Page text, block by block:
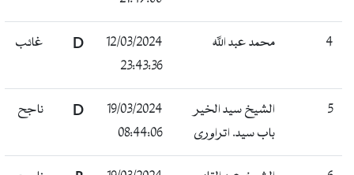
4 محمد عبد الله
12/03/2024
23:43:36
D غائب
5
الشيخ سيد الخير
باب سيد. اتراورى
19/03/2024
08:44:06
D ناجح